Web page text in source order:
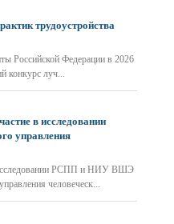
трудоустройства
Российской Федерации в 2026
конкурс луч...
в исследовании
управления
РСПП и НИУ ВШЭ
человеческ...